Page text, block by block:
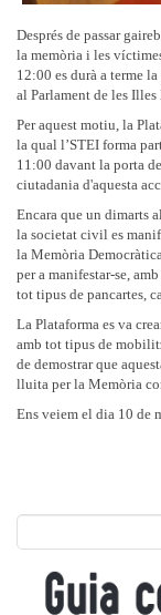
Després de passar
la memòria i les
12:00 es durà a terme
al Parlament de les Illes
Per aquest motiu, la
la qual l’STEI forma
11:00 davant la porta
ciutadania d'aquesta
Encara que un dimarts
la societat civil es
la Memòria
per a manifestar-se,
tot tipus de pancartes,
La Plataforma es va
amb tot tipus de
de demostrar que
lluita per la Memòria
Ens veiem el dia 10 de